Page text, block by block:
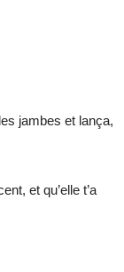
jambes et lança,
et qu’elle t’a